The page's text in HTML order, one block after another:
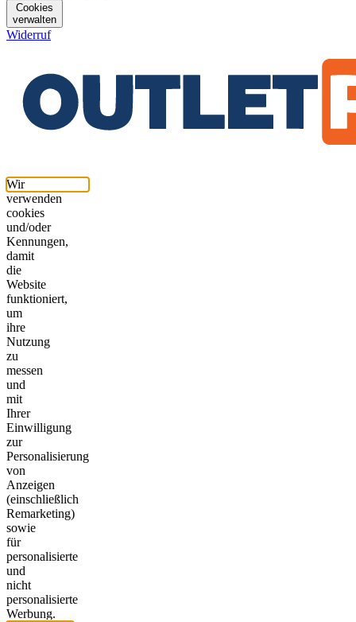
Cookies
verwalten
Widerruf
Wir
verwenden
cookies
und/oder
Kennungen,
damit
die
Website
funktioniert,
um
ihre
Nutzung
zu
messen
und
mit
Ihrer
Einwilligung
zur
Personalisierung
von
Anzeigen
(einschließlich
Remarketing)
sowie
für
personalisierte
und
nicht
personalisierte
Werbung.